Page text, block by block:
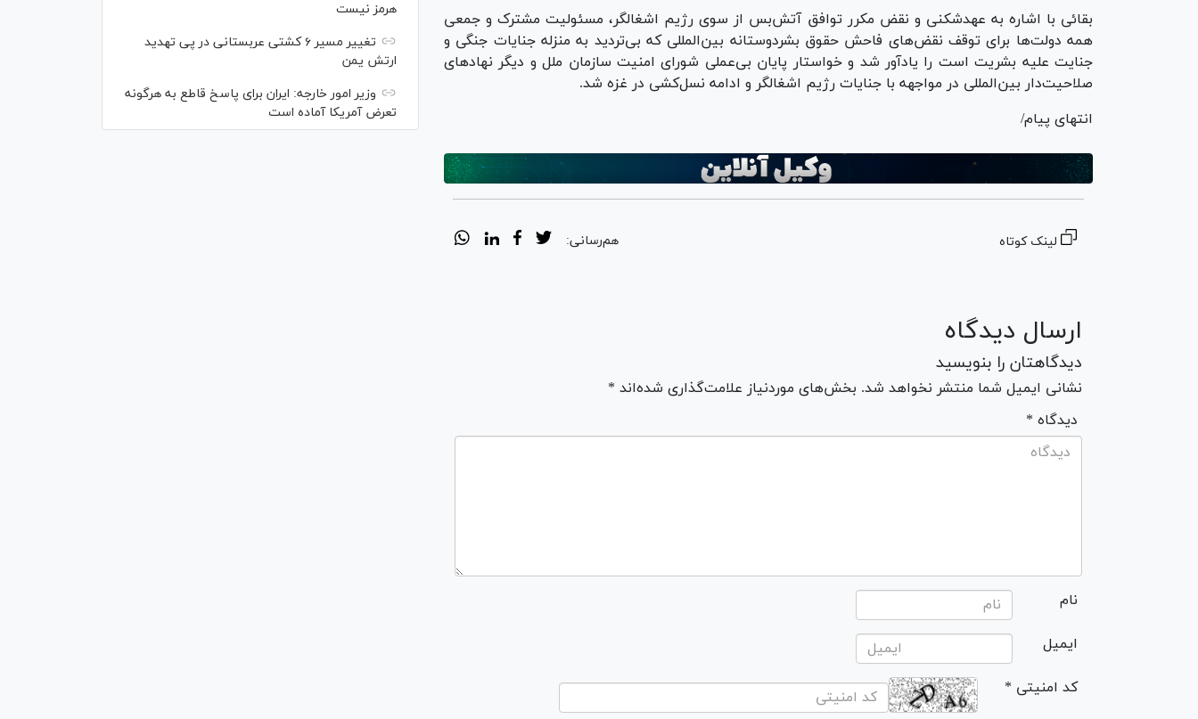
بقائی با اشاره به عهدشکنی و نقض مکرر توافق آتش‌بس از سوی رژیم اشغالگر، مسئولیت مشترک و جمعی
همه دولت‌ها برای توقف نقض‌های فاحش حقوق بشردوستانه بین‌المللی که بی‌تردید به منزله جنایات جنگی و
جنایت علیه بشریت است را یادآور شد و خواستار پایان بی‌عملی شورای امنیت سازمان ملل و دیگر نهاد‌های
صلاحیت‌دار بین‌المللی در مواجهه با جنایات رژیم اشغالگر و ادامه نسل‌کشی در غزه شد.
انتهای پیام/
لینک کوتاه هم‌رسانی:
ارسال دیدگاه
دیدگاهتان را بنویسید
نشانی ایمیل شما منتشر نخواهد شد. بخش‌های موردنیاز علامت‌گذاری شده‌اند *
* دیدگاه
نام
ایمیل
* کد امنیتی
هرمز نیست
تغییر مسیر ۶ کشتی عربستانی در پی تهدید
ارتش یمن
وزیر امور خارجه: ایران برای پاسخ قاطع به هرگونه
تعرض آمریکا آماده است